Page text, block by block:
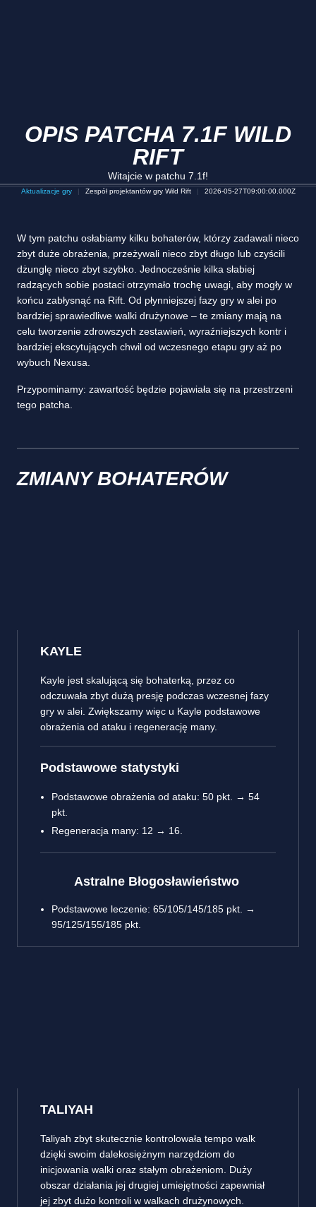
OPIS PATCHA 7.1F WILD
RIFT
Witajcie w patchu 7.1f!
Aktualizacje gry Zespół projektantów gry Wild Rift 2026-05-27T09:00:00.000Z
W tym patchu osłabiamy kilku bohaterów, którzy zadawali nieco
zbyt duże obrażenia, przeżywali nieco zbyt długo lub czyścili
dżunglę nieco zbyt szybko. Jednocześnie kilka słabiej
radzących sobie postaci otrzymało trochę uwagi, aby mogły w
końcu zabłysnąć na Rift. Od płynniejszej fazy gry w alei po
bardziej sprawiedliwe walki drużynowe – te zmiany mają na
celu tworzenie zdrowszych zestawień, wyraźniejszych kontr i
bardziej ekscytujących chwil od wczesnego etapu gry aż po
wybuch Nexusa.
Przypominamy: zawartość będzie pojawiała się na przestrzeni
tego patcha.
ZMIANY BOHATERÓW
KAYLE
Kayle jest skalującą się bohaterką, przez co
odczuwała zbyt dużą presję podczas wczesnej fazy
gry w alei. Zwiększamy więc u Kayle podstawowe
obrażenia od ataku i regenerację many.
Podstawowe statystyki
Podstawowe obrażenia od ataku: 50 pkt. → 54
pkt.
Regeneracja many: 12 → 16.
Astralne Błogosławieństwo
Podstawowe leczenie: 65/105/145/185 pkt. →
95/125/155/185 pkt.
TALIYAH
Taliyah zbyt skutecznie kontrolowała tempo walk
dzięki swoim dalekosiężnym narzędziom do
inicjowania walki oraz stałym obrażeniom. Duży
obszar działania jej drugiej umiejętności zapewniał
jej zbyt dużo kontroli w walkach drużynowych.